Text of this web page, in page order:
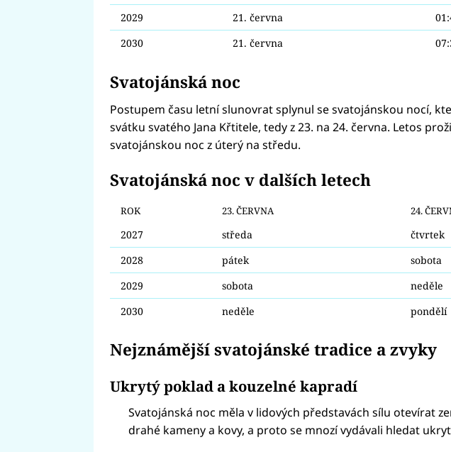
2029
21. června
2030
21. června
Svatojánská noc
Postupem času letní slunovrat splynul se svatojánskou nocí,
svátku svatého Jana Křtitele, tedy z 23. na 24. června. Letos
svatojánskou noc z úterý na středu.
Svatojánská noc v dalších letech
ROK 23. ČERVNA 24.
2027 středa
čtvrtek
2028
pátek
sobota
2029
sobota
neděle
2030
neděle pondělí
Nejznámější svatojánské tradice a zvyky
Ukrytý poklad a kouzelné kapradí
Svatojánská noc měla v lidových představách sílu otevírat
drahé kameny a kovy, a proto se mnozí vydávali hledat